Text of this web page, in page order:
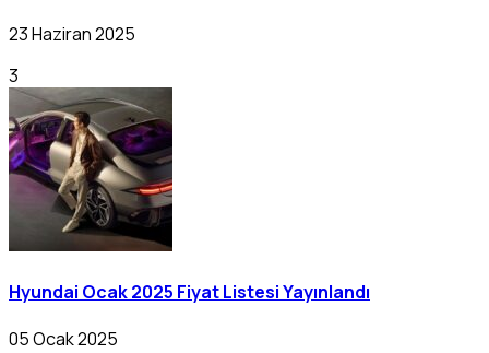
23 Haziran 2025
3
Hyundai Ocak 2025 Fiyat Listesi Yayınlandı
05 Ocak 2025